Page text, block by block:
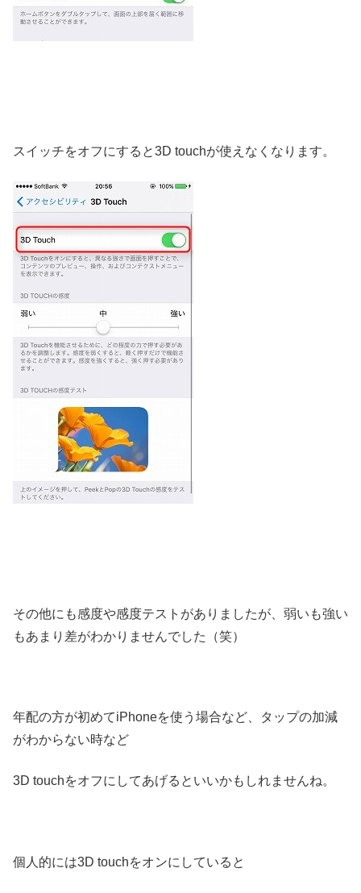
スイッチをオフにすると3D touchが使えなくなります。
その他にも感度や感度テストがありましたが、弱いも強い
もあまり差がわかりませんでした（笑）
年配の方が初めてiPhoneを使う場合など、タップの加減
がわからない時など
3D touchをオフにしてあげるといいかもしれませんね。
個人的には3D touchをオンにしていると